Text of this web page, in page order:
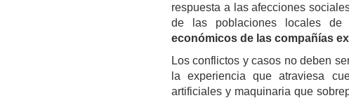
respuesta a las afecciones
de las poblaciones locales de
económicos de las compañías
Los conflictos y casos no deben
la experiencia que atraviesa
artificiales y maquinaria que